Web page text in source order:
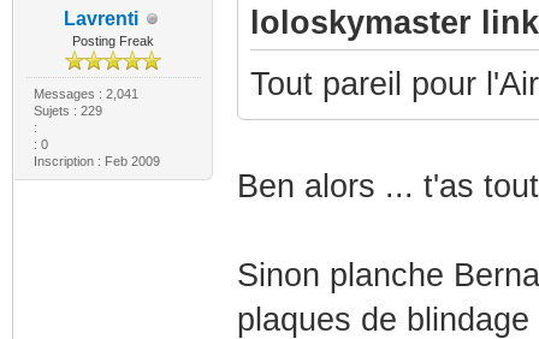
Lavrenti
Posting Freak
Messages : 2,041
Sujets : 229
:
: 0
Inscription : Feb 2009
loloskymaster
Tout pareil pour
Ben alors ... t'as
Sinon planche
plaques de